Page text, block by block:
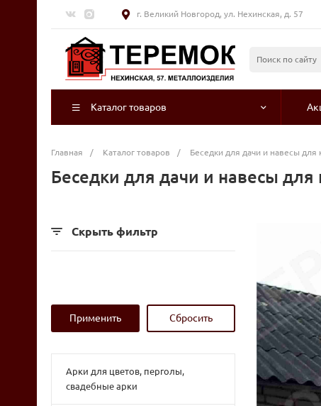
г. Великий Новгород, ул. Нехинская, д. 57
Каталог товаров
Главная / Каталог товаров / Беседки для дачи и навесы для
Беседки для дачи и навесы для
Скрыть фильтр
Арки для цветов, перголы,
свадебные арки